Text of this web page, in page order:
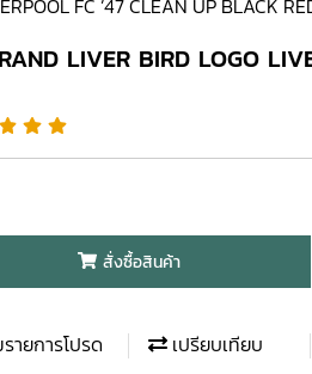
FC ’47 CLEAN UP BLACK
LIVER BIRD LOGO
สั่งซื้อสินค้า
ายการโปรด เปรียบเทียบ